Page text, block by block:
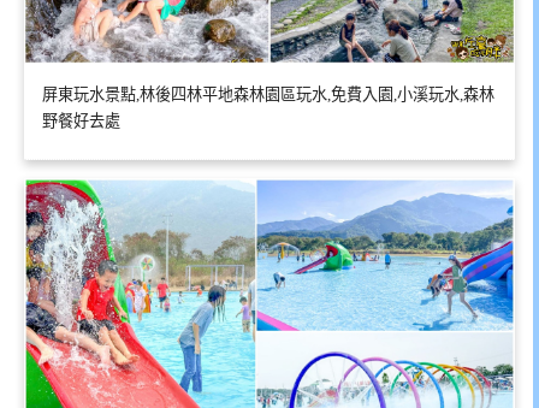
屏東玩水景點,林後四林平地森林園區玩水,免費入園,小溪玩水,森林
野餐好去處